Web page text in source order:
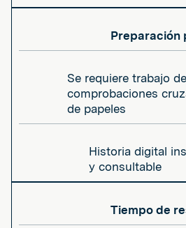
Preparación
Se requiere trabajo
comprobaciones
de papeles
Historia digital
y consultable
Tiempo de